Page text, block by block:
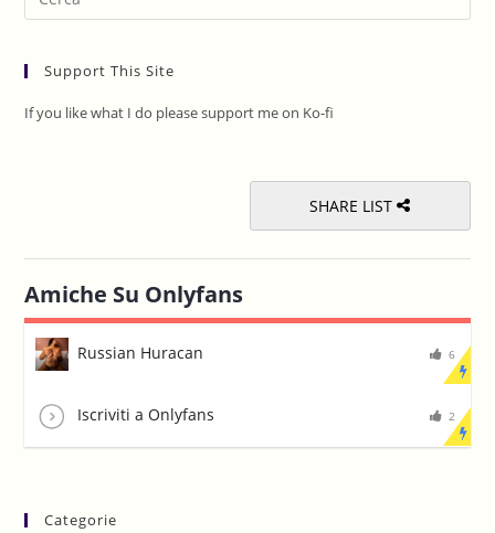
Support This Site
If you like what I do please support me on Ko-fi
SHARE LIST
Amiche Su Onlyfans
Russian Huracan 6
Iscriviti a Onlyfans 2
Categorie